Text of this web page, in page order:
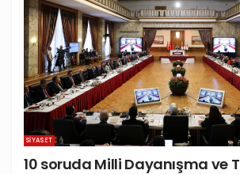
SIYASET
10 soruda Milli Dayanışma ve